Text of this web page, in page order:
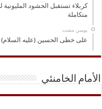
كربلاء تستقبل الحشود
متكاملة
‏يومين مضت
على خطى الحسين (عليه
الأمام الخامنئي